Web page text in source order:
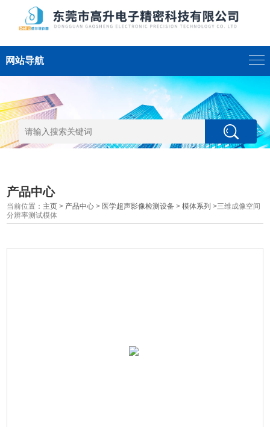
网站导航
产品中心
当前位置： 主页 > 产品中心 > 医学超声影像检测设备 >模体系列 >三维成像空间
分辨率测试模体